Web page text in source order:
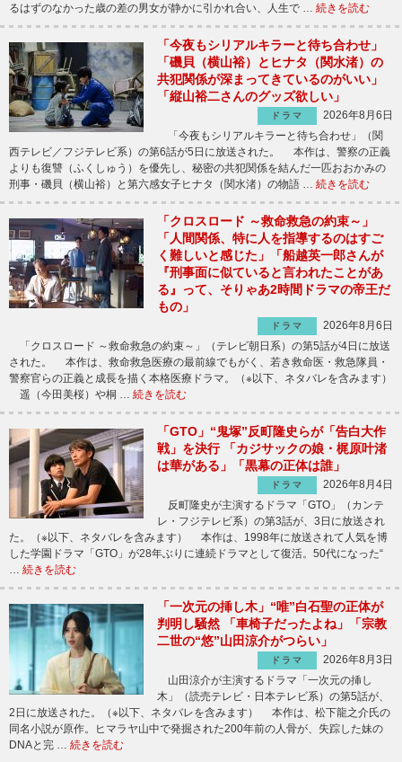
るはずのなかった歳の差の男女が静かに引かれ合い、人生で … 続きを読む
「今夜もシリアルキラーと待ち合わせ」
「磯貝（横山裕）とヒナタ（関水渚）の
共犯関係が深まってきているのがいい」
「縦山裕二さんのグッズ欲しい」
ドラマ
2026年8月6日
「今夜もシリアルキラーと待ち合わせ」（関
西テレビ／フジテレビ系）の第6話が5日に放送された。 本作は、警察の正義
よりも復讐（ふくしゅう）を優先し、秘密の共犯関係を結んだ一匹おおかみの
刑事・磯貝（横山裕）と第六感女子ヒナタ（関水渚）の物語 … 続きを読む
「クロスロード ～救命救急の約束～」
「人間関係、特に人を指導するのはすご
く難しいと感じた」「船越英一郎さんが
『刑事面に似ていると言われたことがあ
る』って、そりゃあ2時間ドラマの帝王だ
もの」
ドラマ
2026年8月6日
「クロスロード ～救命救急の約束～」（テレビ朝日系）の第5話が4日に放送
された。 本作は、救命救急医療の最前線でもがく、若き救命医・救急隊員・
警察官らの正義と成長を描く本格医療ドラマ。（※以下、ネタバレを含みます）
遥（今田美桜）や桐 … 続きを読む
「GTO」“鬼塚”反町隆史らが「告白大作
戦」を決行 「カジサックの娘・梶原叶渚
は華がある」「黒幕の正体は誰」
ドラマ
2026年8月4日
反町隆史が主演するドラマ「GTO」（カンテ
レ・フジテレビ系）の第3話が、3日に放送され
た。（※以下、ネタバレを含みます） 本作は、1998年に放送されて人気を博
した学園ドラマ「GTO」が28年ぶりに連続ドラマとして復活。50代になった“
続きを読む
「一次元の挿し木」“唯”白石聖の正体が
判明し騒然 「車椅子だったよね」「宗教
二世の“悠”山田涼介がつらい」
ドラマ
2026年8月3日
山田涼介が主演するドラマ「一次元の挿し
木」（読売テレビ・日本テレビ系）の第5話が、
2日に放送された。（※以下、ネタバレを含みます） 本作は、松下龍之介氏の
同名小説が原作。ヒマラヤ山中で発掘された200年前の人骨が、失踪した妹の
DNAと完 … 続きを読む